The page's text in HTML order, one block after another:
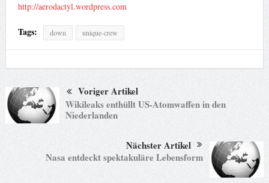
http://aerodactyl.wordpress.com
Tags: down unique-crew
Voriger Artikel
Wikileaks enthüllt US-Atomwaffen in den
Niederlanden
Nächster Artikel
Nasa entdeckt spektakuläre Lebensform